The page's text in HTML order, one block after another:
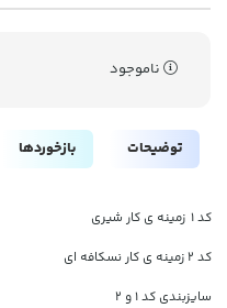
ناموجود
توضیحات بازخوردها
کد ۱ زمینه ی کار شیری
کد ۲ زمینه ی کار نسکافه ای
سایزبندی کد ۱ و ۲